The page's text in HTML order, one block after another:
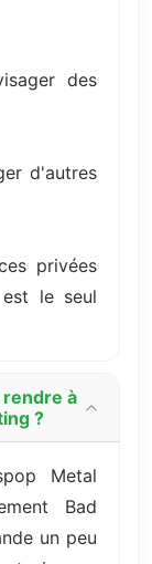
des
d'autres
privées
le seul
à
?
Metal
Bad
un peu